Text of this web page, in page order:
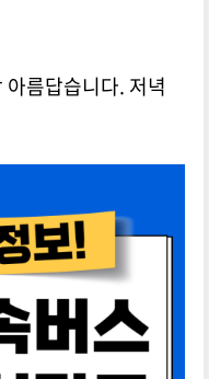
름답습니다. 저녁